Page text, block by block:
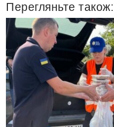
Перегляньте також: